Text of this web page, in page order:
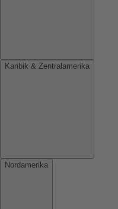
Karibik & Zentralamerika
Nordamerika